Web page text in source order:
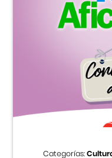
Categorías: